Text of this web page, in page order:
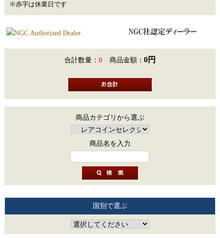
※赤字は休業日です
合計数量： 0 商品金額： 0円
商品カテゴリから選ぶ
商品名を入力
国別で選ぶ